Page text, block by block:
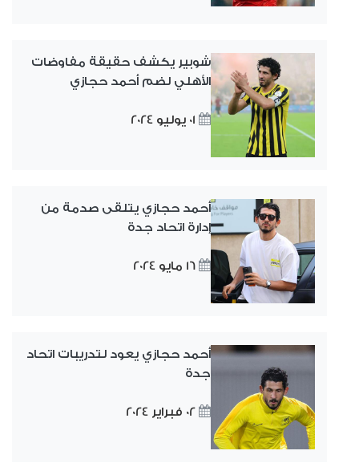
شوبير يكشف حقيقة مفاوضات
الأهلي لضم أحمد حجازي
01 يوليو 2024
أحمد حجازي يتلقى صدمة من
إدارة اتحاد جدة
16 مايو 2024
أحمد حجازي يعود لتدريبات اتحاد
جدة
02 فبراير 2024